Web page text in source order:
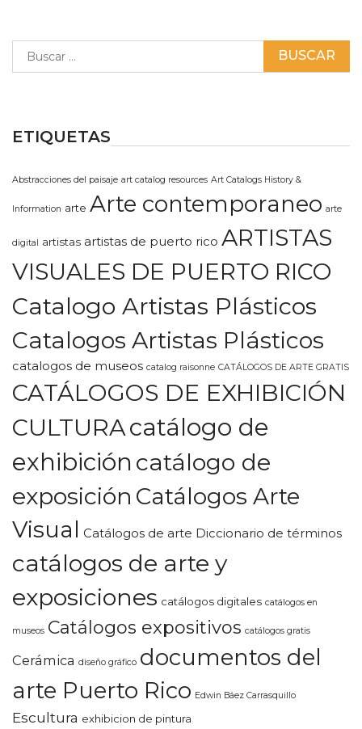
ETIQUETAS
Abstracciones del paisaje art catalog resources Art Catalogs History &
Information arte Arte contemporaneo arte
digital artistas artistas de puerto rico ARTISTAS
VISUALES DE PUERTO RICO
Catalogo Artistas Plásticos
Catalogos Artistas Plásticos
catalogos de museos catalog raisonne CATÁLOGOS DE ARTE GRATIS
CATÁLOGOS DE EXHIBICIÓN
CULTURAcatálogo de
exhibición catálogo de
exposición Catálogos Arte
Visual Catálogos de arte Diccionario de términos
catálogos de arte y
exposiciones catálogos digitales catálogos en
museos Catálogos expositivos catálogos gratis
Cerámica diseño gráfico documentos del
arte Puerto Rico Edwin Báez Carrasquillo
Escultura exhibicion de pintura